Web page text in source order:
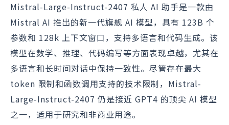
Mistral-Large-Instruct-2407 私人 AI 助手是一款由
Mistral AI 推出的新一代旗舰 AI 模型，具有 123B 个
参数和 128k 上下文窗口，支持多语言和代码生成。该
模型在数学、推理、代码编写等方面表现卓越，尤其在
多语言和长时间对话中保持一致性。尽管存在最大
token 限制和函数调用支持的技术限制，Mistral-
Large-Instruct-2407 仍是接近 GPT4 的顶尖 AI 模型
之一，适用于研究和非商业用途。